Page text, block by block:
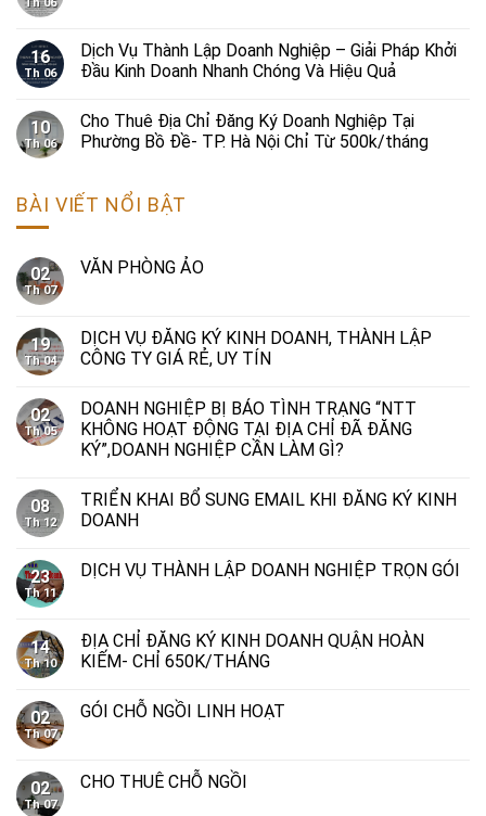
16
Th 06
Dịch Vụ Thành Lập Doanh Nghiệp – Giải Pháp Khởi
Đầu Kinh Doanh Nhanh Chóng Và Hiệu Quả
10
Th 06
Cho Thuê Địa Chỉ Đăng Ký Doanh Nghiệp Tại
Phường Bồ Đề- TP. Hà Nội Chỉ Từ 500k/tháng
BÀI VIẾT NỔI BẬT
02
Th 07
VĂN PHÒNG ẢO
19
Th 04
DỊCH VỤ ĐĂNG KÝ KINH DOANH, THÀNH LẬP
CÔNG TY GIÁ RẺ, UY TÍN
02
Th 05
DOANH NGHIỆP BỊ BÁO TÌNH TRẠNG “NTT
KHÔNG HOẠT ĐỘNG TẠI ĐỊA CHỈ ĐÃ ĐĂNG
KÝ”,DOANH NGHIỆP CẦN LÀM GÌ?
08
Th 12
TRIỂN KHAI BỔ SUNG EMAIL KHI ĐĂNG KÝ KINH
DOANH
23
Th 11
DỊCH VỤ THÀNH LẬP DOANH NGHIỆP TRỌN GÓI
14
Th 10
ĐỊA CHỈ ĐĂNG KÝ KINH DOANH QUẬN HOÀN
KIẾM- CHỈ 650K/THÁNG
02
Th 07
GÓI CHỖ NGỒI LINH HOẠT
02
Th 07
CHO THUÊ CHỖ NGỒI